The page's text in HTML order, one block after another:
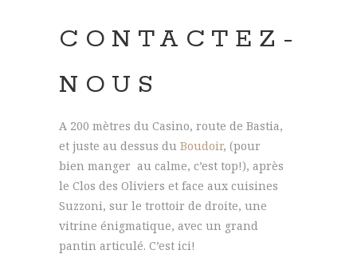
CONTACTEZ-
NOUS
A 200 mètres du Casino, route de Bastia,
et juste au dessus du Boudoir, (pour
bien manger au calme, c’est top!), après
le Clos des Oliviers et face aux cuisines
Suzzoni, sur le trottoir de droite, une
vitrine énigmatique, avec un grand
pantin articulé. C’est ici!